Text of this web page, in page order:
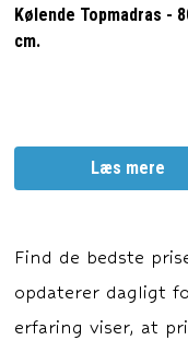
Kølende Topmadras -
cm.
Læs mere
Find de bedste
opdaterer dagligt
erfaring viser, at